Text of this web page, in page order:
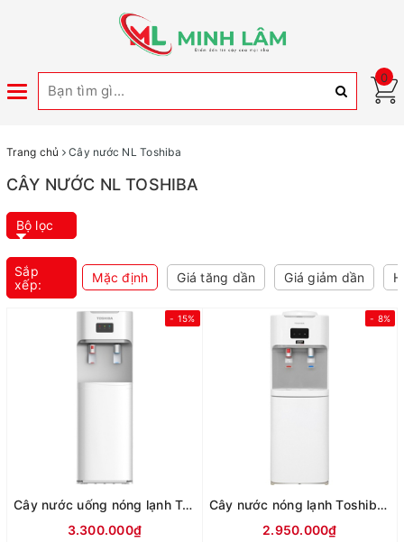
Toggle
0
Trang chủ Cây nước NL Toshiba
CÂY NƯỚC NL TOSHIBA
Bộ lọc
Sắp
xếp:
Mặc định Giá tăng dần Giá giảm dần
- 15%
Cây nước uống nóng lạnh Toshiba RWF-W1669BV(W1)
3.300.000₫
- 8%
Cây nước nóng lạnh Toshiba RWF-W1664TV(W1) 670W
2.950.000₫